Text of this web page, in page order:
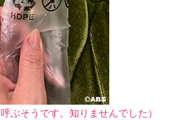
ぶそうです。知りませんでした）